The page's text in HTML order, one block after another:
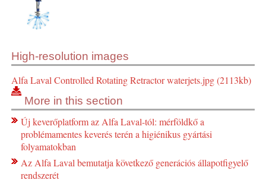
High-resolution images
Alfa Laval Controlled Rotating Retractor waterjets.jpg (2113kb)
More in this section
Új keverőplatform az Alfa Laval-tól: mérföldkő a
problémamentes keverés terén a higiénikus gyártási
folyamatokban
Az Alfa Laval bemutatja következő generációs állapotfigyelő
rendszerét